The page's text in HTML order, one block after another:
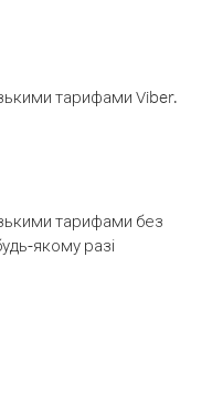
тарифами Viber.
тарифами без
якому разі